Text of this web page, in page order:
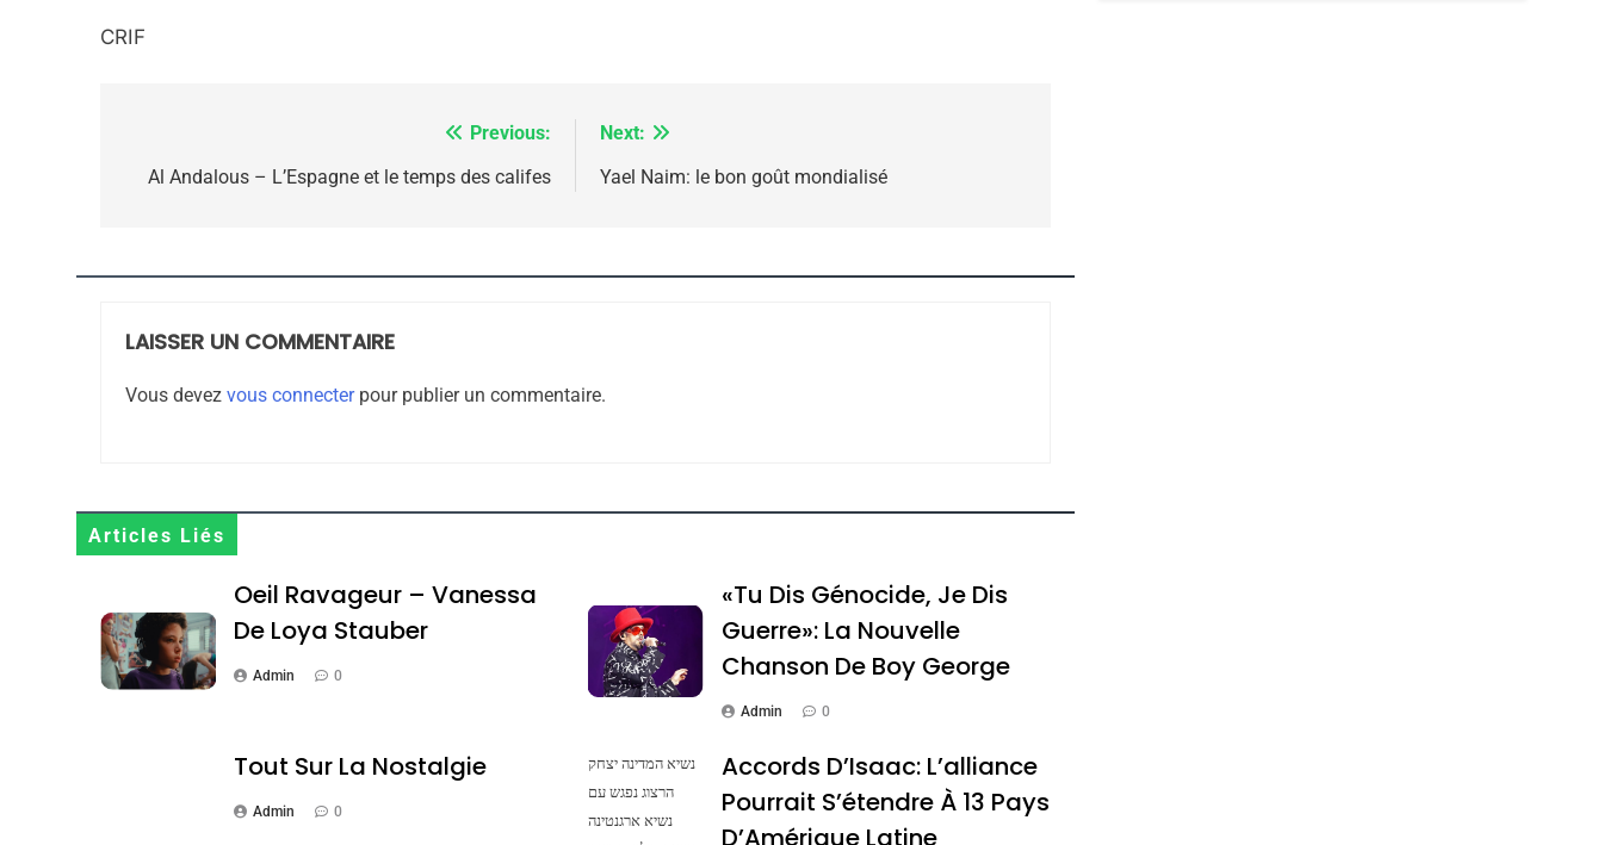
CRIF
de
Previous:
Al Andalous – L’Espagne et le temps des califes
Next:
Yael Naim: le bon goût mondialisé
LAISSER UN COMMENTAIRE
Vous devez vous connecterpour publier un commentaire.
Articles Liés
Oeil Ravageur – Vanessa
De Loya Stauber
Admin 0
«Tu Dis Génocide, Je Dis
Guerre»: La Nouvelle
Chanson De Boy George
Admin 0
Tout Sur La Nostalgie
Admin 0
נשיא המדינה יצחק
הרצוג נפגש עם
נשיא ארגנטינה
Accords D’Isaac: L’alliance
Pourrait S’étendre À 13 Pays
Maroc : Les Amandes De Tafraout, Le Miel De Tadla Azilal Consacrés Produits Du
Oeil Ravageur – Vanessa De Loya Stauber
2
«Tu Dis Génocide, Je Dis Guerre»: La Nouvelle Chanson De Boy George